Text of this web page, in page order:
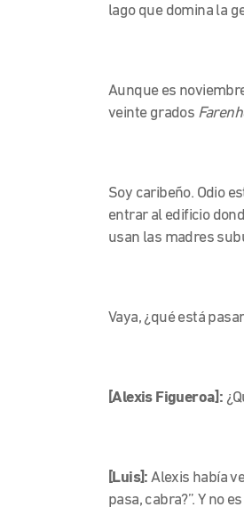
lago que domina la
Aunque es
veinte grados
Soy caribeño. Odio
entrar al edificio
usan las madres
Vaya, ¿qué está
[Alexis Figueroa]:
[Luis]:Alexis había
pasa, cabra?”. Y no